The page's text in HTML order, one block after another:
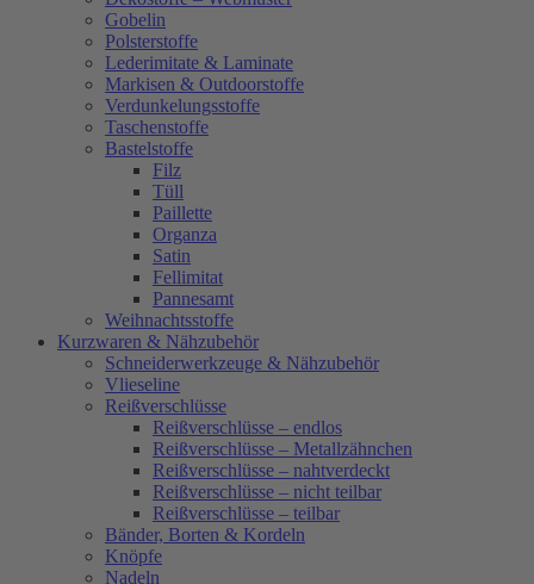
Gobelin
Polsterstoffe
Lederimitate & Laminate
Markisen & Outdoorstoffe
Verdunkelungsstoffe
Taschenstoffe
Bastelstoffe
Filz
Tüll
Paillette
Organza
Satin
Fellimitat
Pannesamt
Weihnachtsstoffe
Kurzwaren & Nähzubehör
Schneiderwerkzeuge & Nähzubehör
Vlieseline
Reißverschlüsse
Reißverschlüsse – endlos
Reißverschlüsse – Metallzähnchen
Reißverschlüsse – nahtverdeckt
Reißverschlüsse – nicht teilbar
Reißverschlüsse – teilbar
Bänder, Borten & Kordeln
Knöpfe
Nadeln